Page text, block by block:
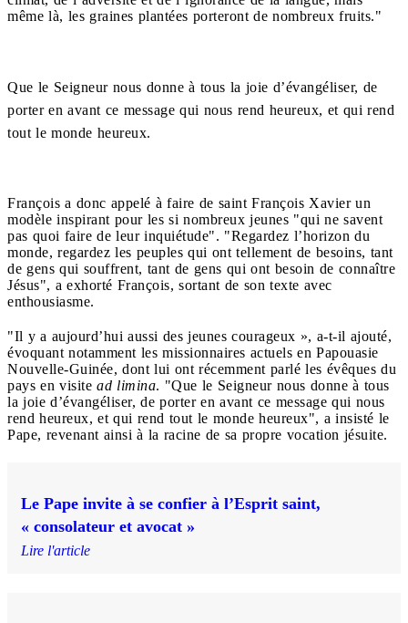
même là, les graines plantées porteront de nombreux fruits."
Que le Seigneur nous donne à tous la joie d’évangéliser, de
porter en avant ce message qui nous rend heureux, et qui rend
tout le monde heureux.
François a donc appelé à faire de saint François Xavier un
modèle inspirant pour les si nombreux jeunes "qui ne savent
pas quoi faire de leur inquiétude". "Regardez l’horizon du
monde, regardez les peuples qui ont tellement de besoins, tant
de gens qui souffrent, tant de gens qui ont besoin de connaître
Jésus", a exhorté François, sortant de son texte avec
enthousiasme.
"Il y a aujourd’hui aussi des jeunes courageux », a-t-il ajouté,
évoquant notamment les missionnaires actuels en Papouasie
Nouvelle-Guinée, dont lui ont récemment parlé les évêques du
pays en visite ad limina. "Que le Seigneur nous donne à tous
la joie d’évangéliser, de porter en avant ce message qui nous
rend heureux, et qui rend tout le monde heureux", a insisté le
Pape, revenant ainsi à la racine de sa propre vocation jésuite.
Le Pape invite à se confier à l’Esprit saint,
« consolateur et avocat »
Lire l'article